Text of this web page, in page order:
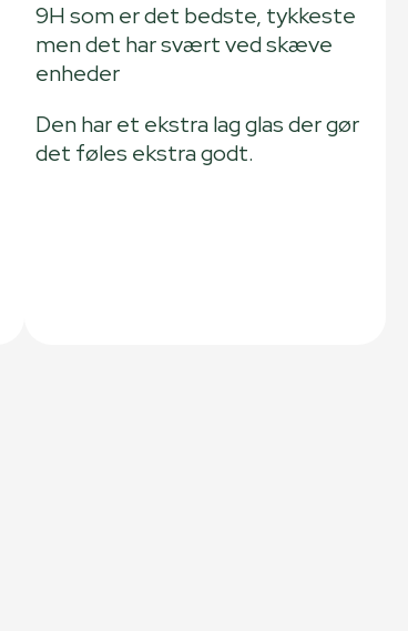
9H som er det bedste, tykkeste
men det har svært ved skæve
enheder
Den har et ekstra lag glas der gør
det føles ekstra godt.